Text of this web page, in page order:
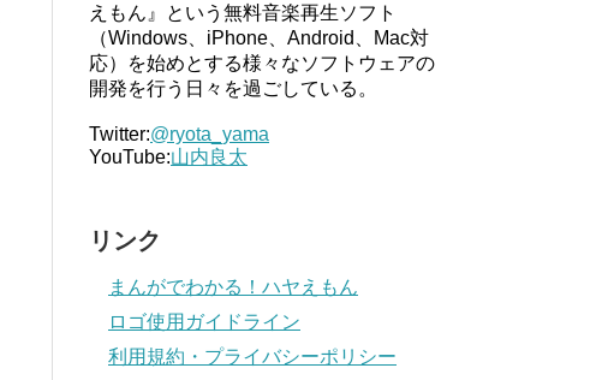
えもん』という無料音楽再生ソフト
（Windows、iPhone、Android、Mac対
応）を始めとする様々なソフトウェアの
開発を行う日々を過ごしている。
Twitter:@ryota_yama
YouTube:山内良太
リンク
まんがでわかる！ハヤえもん
ロゴ使用ガイドライン
利用規約・プライバシーポリシー